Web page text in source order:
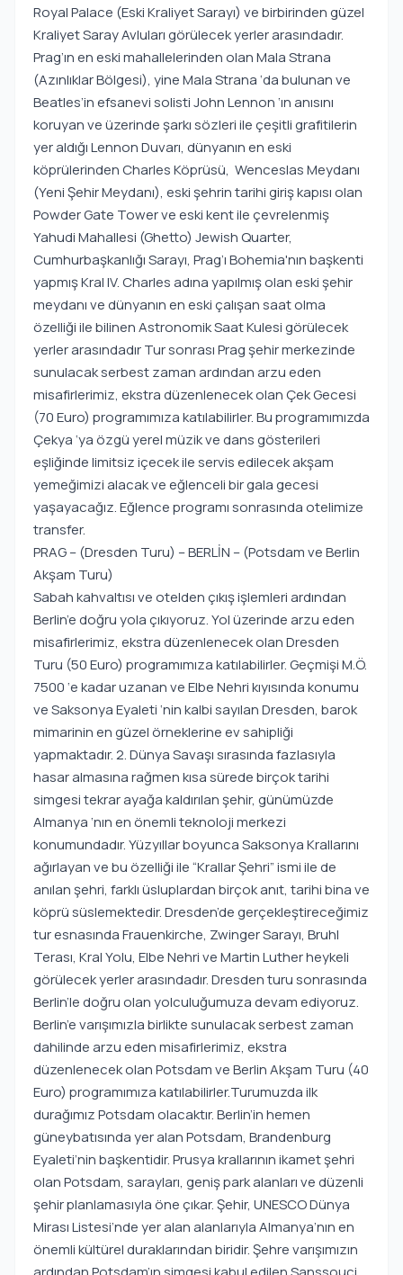
Royal Palace (Eski Kraliyet Sarayı) ve birbirinden güzel
Kraliyet Saray Avluları görülecek yerler arasındadır.
Prag’ın en eski mahallelerinden olan Mala Strana
(Azınlıklar Bölgesi), yine Mala Strana ‘da bulunan ve
Beatles’in efsanevi solisti John Lennon ‘ın anısını
koruyan ve üzerinde şarkı sözleri ile çeşitli grafitilerin
yer aldığı Lennon Duvarı, dünyanın en eski
köprülerinden Charles Köprüsü, Wenceslas Meydanı
(Yeni Şehir Meydanı), eski şehrin tarihi giriş kapısı olan
Powder Gate Tower ve eski kent ile çevrelenmiş
Yahudi Mahallesi (Ghetto) Jewish Quarter,
Cumhurbaşkanlığı Sarayı, Prag’ı Bohemia'nın başkenti
yapmış Kral IV. Charles adına yapılmış olan eski şehir
meydanı ve dünyanın en eski çalışan saat olma
özelliği ile bilinen Astronomik Saat Kulesi görülecek
yerler arasındadır Tur sonrası Prag şehir merkezinde
sunulacak serbest zaman ardından arzu eden
misafirlerimiz, ekstra düzenlenecek olan Çek Gecesi
(70 Euro) programımıza katılabilirler. Bu programımızda
Çekya ‘ya özgü yerel müzik ve dans gösterileri
eşliğinde limitsiz içecek ile servis edilecek akşam
yemeğimizi alacak ve eğlenceli bir gala gecesi
yaşayacağız. Eğlence programı sonrasında otelimize
transfer.
PRAG – (Dresden Turu) – BERLİN – (Potsdam ve Berlin
Akşam Turu)
Sabah kahvaltısı ve otelden çıkış işlemleri ardından
Berlin’e doğru yola çıkıyoruz. Yol üzerinde arzu eden
misafirlerimiz, ekstra düzenlenecek olan Dresden
Turu (50 Euro) programımıza katılabilirler. Geçmişi M.Ö.
7500 ‘e kadar uzanan ve Elbe Nehri kıyısında konumu
ve Saksonya Eyaleti ‘nin kalbi sayılan Dresden, barok
mimarinin en güzel örneklerine ev sahipliği
yapmaktadır. 2. Dünya Savaşı sırasında fazlasıyla
hasar almasına rağmen kısa sürede birçok tarihi
simgesi tekrar ayağa kaldırılan şehir, günümüzde
Almanya ‘nın en önemli teknoloji merkezi
konumundadır. Yüzyıllar boyunca Saksonya Krallarını
ağırlayan ve bu özelliği ile “Krallar Şehri” ismi ile de
anılan şehri, farklı üsluplardan birçok anıt, tarihi bina ve
köprü süslemektedir. Dresden’de gerçekleştireceğimiz
tur esnasında Frauenkirche, Zwinger Sarayı, Bruhl
Terası, Kral Yolu, Elbe Nehri ve Martin Luther heykeli
görülecek yerler arasındadır. Dresden turu sonrasında
Berlin’le doğru olan yolculuğumuza devam ediyoruz.
Berlin’e varışımızla birlikte sunulacak serbest zaman
dahilinde arzu eden misafirlerimiz, ekstra
düzenlenecek olan Potsdam ve Berlin Akşam Turu (40
Euro) programımıza katılabilirler.Turumuzda ilk
durağımız Potsdam olacaktır. Berlin’in hemen
güneybatısında yer alan Potsdam, Brandenburg
Eyaleti’nin başkentidir. Prusya krallarının ikamet şehri
olan Potsdam, sarayları, geniş park alanları ve düzenli
şehir planlamasıyla öne çıkar. Şehir, UNESCO Dünya
Mirası Listesi’nde yer alan alanlarıyla Almanya’nın en
önemli kültürel duraklarından biridir. Şehre varışımızın